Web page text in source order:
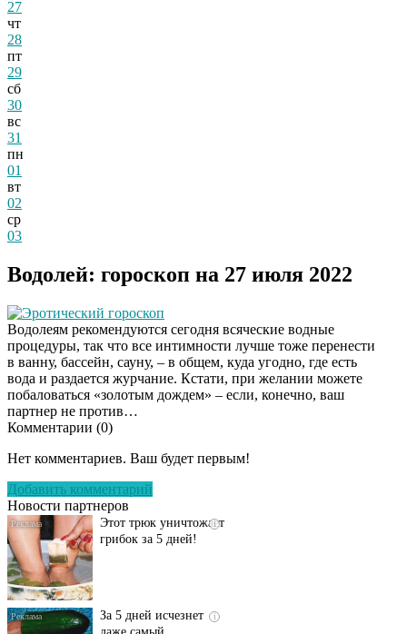
27
чт
28
пт
29
сб
30
вс
31
пн
01
вт
02
ср
03
Водолей: гороскоп на 27 июля 2022
Эротический гороскоп
Водолеям рекомендуются сегодня всяческие водные
процедуры, так что все интимности лучше тоже перенести
в ванну, бассейн, сауну, – в общем, куда угодно, где есть
вода и раздается журчание. Кстати, при желании можете
побаловаться «золотым дождем» – если, конечно, ваш
партнер не против…
Комментарии (0)
Нет комментариев. Ваш будет первым!
Добавить комментарий
Новости партнеров
Даже самый
исчезнет с корнем,
i
Этот трюк уничтожает
грибок за 5 дней!
i
За 5 дней исчезнет
даже самый